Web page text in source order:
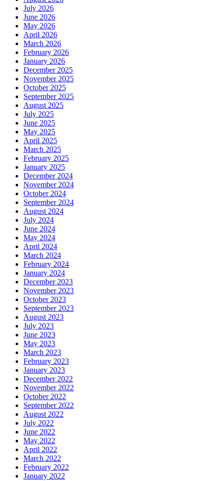
July 2026
June 2026
May 2026
April 2026
March 2026
February 2026
January 2026
December 2025
November 2025
October 2025
September 2025
August 2025
July 2025
June 2025
May 2025
April 2025
March 2025
February 2025
January 2025
December 2024
November 2024
October 2024
September 2024
August 2024
July 2024
June 2024
May 2024
April 2024
March 2024
February 2024
January 2024
December 2023
November 2023
October 2023
September 2023
August 2023
July 2023
June 2023
May 2023
March 2023
February 2023
January 2023
December 2022
November 2022
October 2022
September 2022
August 2022
July 2022
June 2022
May 2022
April 2022
March 2022
February 2022
January 2022